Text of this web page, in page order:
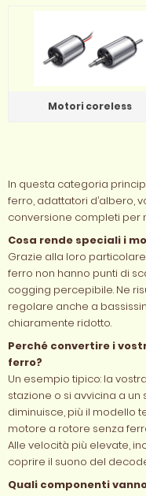
Motori coreless
In questa categoria
ferro, adattatori d’albero,
conversione completi per
Cosa rende speciali i
Grazie alla loro
ferro non hanno punti di
cogging percepibile. Ne
regolare anche a
chiaramente ridotto.
Perché convertire i
ferro?
Un esempio tipico: la
stazione o si avvicina a un
diminuisce, più il modello
motore a rotore senza
Alle velocità più elevate,
coprire il suono del
Quali componenti